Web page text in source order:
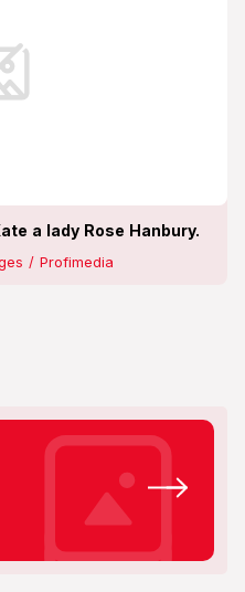
a lady Rose Hanbury.
/ Profimedia